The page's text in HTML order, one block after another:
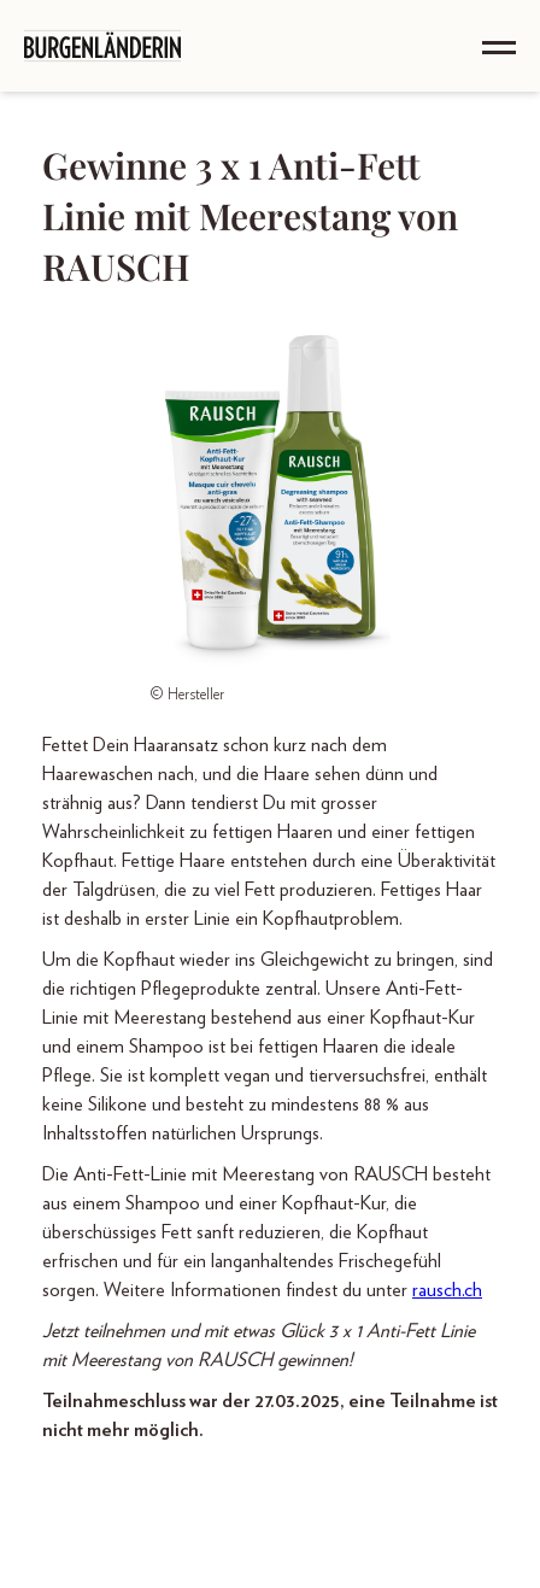
Gewinne 3 x 1 Anti-Fett
Linie mit Meerestang von
RAUSCH
© Hersteller
Fettet Dein Haaransatz schon kurz nach dem
Haarewaschen nach, und die Haare sehen dünn und
strähnig aus? Dann tendierst Du mit grosser
Wahrscheinlichkeit zu fettigen Haaren und einer fettigen
Kopfhaut. Fettige Haare entstehen durch eine Überaktivität
der Talgdrüsen, die zu viel Fett produzieren. Fettiges Haar
ist deshalb in erster Linie ein Kopfhautproblem.
Um die Kopfhaut wieder ins Gleichgewicht zu bringen, sind
die richtigen Pflegeprodukte zentral. Unsere Anti-Fett-
Linie mit Meerestang bestehend aus einer Kopfhaut-Kur
und einem Shampoo ist bei fettigen Haaren die ideale
Pflege. Sie ist komplett vegan und tierversuchsfrei, enthält
keine Silikone und besteht zu mindestens 88 % aus
Inhaltsstoffen natürlichen Ursprungs.
Die Anti-Fett-Linie mit Meerestang von RAUSCH besteht
aus einem Shampoo und einer Kopfhaut-Kur, die
überschüssiges Fett sanft reduzieren, die Kopfhaut
erfrischen und für ein langanhaltendes Frischegefühl
sorgen. Weitere Informationen findest du unter rausch.ch
Jetzt teilnehmen und mit etwas Glück 3 x 1 Anti-Fett Linie
mit Meerestang von RAUSCH gewinnen!
Teilnahmeschluss war der 27.03.2025, eine Teilnahme ist
nicht mehr möglich.